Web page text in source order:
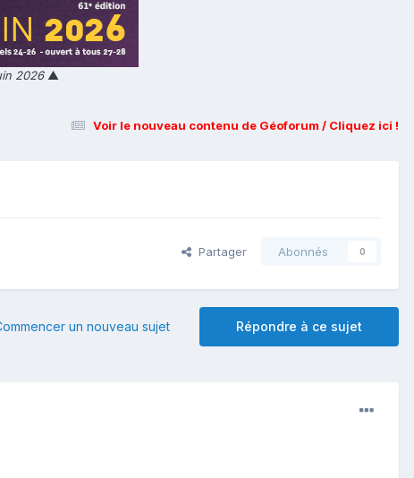
2026▲
Voir le nouveau contenu de Géoforum / Cliquez ici !
Partager Abonnés 0
Répondre à ce sujet
un nouveau sujet